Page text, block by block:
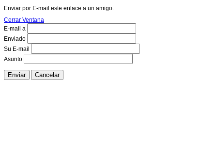
Enviar por E-mail este enlace a un amigo.
Cerrar Ventana
E-mail a
Enviado
Su E-mail
Asunto
Enviar Cancelar